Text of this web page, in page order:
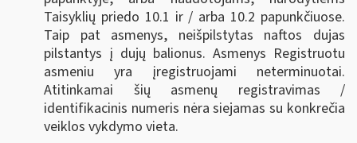
Taisyklių priedo 10.1 ir / arba 10.2 papunkčiuose.
Taip pat asmenys, neišpilstytas naftos dujas
pilstantys į dujų balionus. Asmenys Registruotu
asmeniu yra įregistruojami neterminuotai.
Atitinkamai šių asmenų registravimas /
identifikacinis numeris nėra siejamas su konkrečia
veiklos vykdymo vieta.